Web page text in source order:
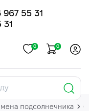
967 55 31
0 0
подсолнечника